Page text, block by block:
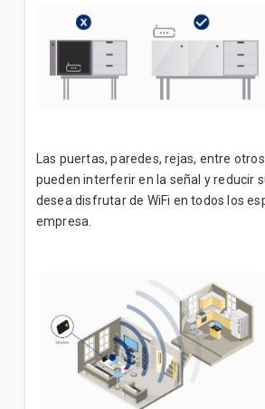
Las puertas, paredes, rejas, entre
pueden interferir en la señal y reducir
desea disfrutar de WiFi en todos los
empresa.